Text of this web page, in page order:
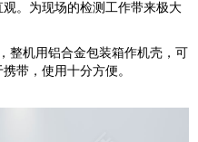
。为现场的检测工作带来极大
整机用铝合金包装箱作机壳，可
带，使用十分方便。